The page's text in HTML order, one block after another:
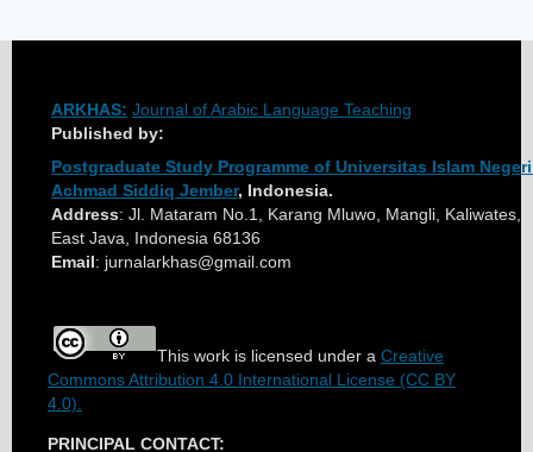
ARKHAS: Journal of Arabic Language Teaching
Published by:
Postgraduate Study Programme of Universitas Islam
Achmad Siddiq Jember, Indonesia.
Address: Jl. Mataram No.1, Karang Mluwo, Mangli, Kaliwates,
East Java, Indonesia 68136
Email: jurnalarkhas@gmail.com
This work is licensed under a Creative
Commons Attribution 4.0 International License (CC BY
4.0).
PRINCIPAL CONTACT: